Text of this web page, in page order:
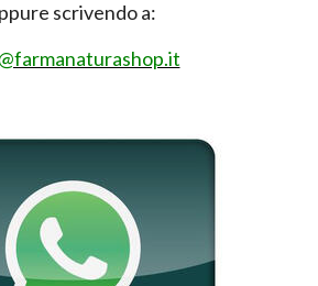
scrivendo a: